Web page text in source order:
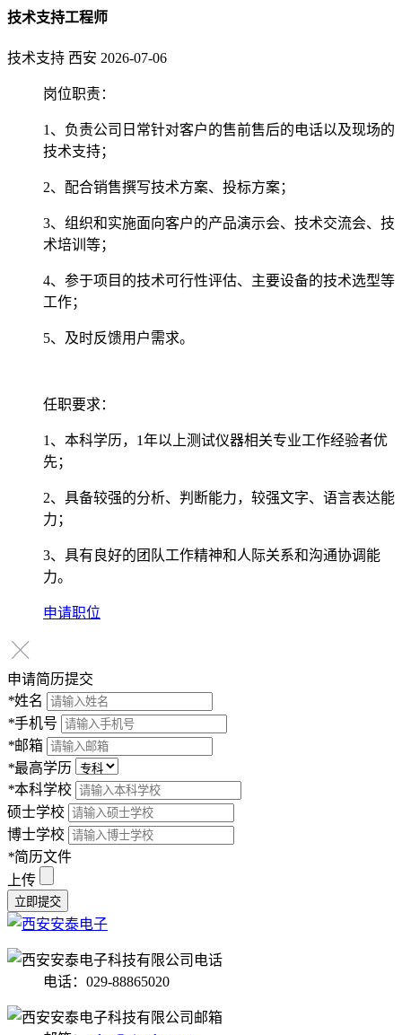
技术支持工程师
技术支持 西安 2026-07-06
岗位职责：
1、负责公司日常针对客户的售前售后的电话以及现场的
技术支持；
2、配合销售撰写技术方案、投标方案；
3、组织和实施面向客户的产品演示会、技术交流会、技
术培训等；
4、参于项目的技术可行性评估、主要设备的技术选型等
工作；
5、及时反馈用户需求。
任职要求：
1、本科学历，1年以上测试仪器相关专业工作经验者优
先；
2、具备较强的分析、判断能力，较强文字、语言表达能
力；
3、具有良好的团队工作精神和人际关系和沟通协调能
力。
申请职位
申请简历提交
*姓名
*手机号
*邮箱
*最高学历
*本科学校
硕士学校
博士学校
*简历文件
上传
立即提交
电话：029-88865020